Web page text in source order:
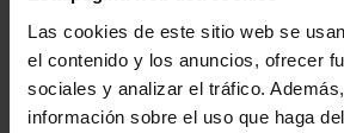
Las cookies de este sitio web se
el contenido y los anuncios, ofrecer
sociales y analizar el tráfico.
información sobre el uso que haga
ORDENAR POR: